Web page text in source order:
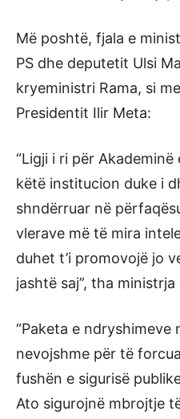
Më poshtë, fjala e
PS dhe deputetit Ulsi
kryeministri Rama, si
Presidentit Ilir Meta:
“Ligji i ri për
këtë institucion duke i
shndërruar në
vlerave më të mira
duhet t’i promovojë jo
jashtë saj”, tha
“Paketa e ndryshimeve
nevojshme për të
fushën e sigurisë
Ato sigurojnë mbrojtje